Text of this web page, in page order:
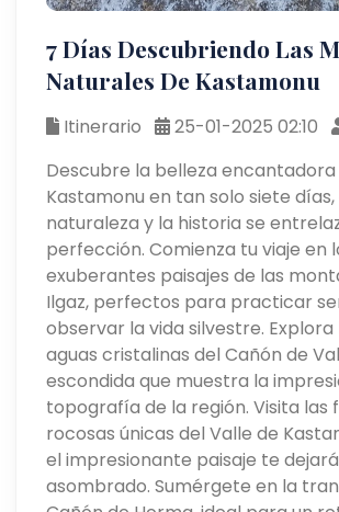
7 Días Descubriendo Las
Naturales De Kastamonu
Itinerario 25-01-2025 02:10
Descubre la belleza encantadora
Kastamonu en tan solo siete
naturaleza y la historia se
perfección. Comienza tu viaje en
exuberantes paisajes de las
Ilgaz, perfectos para practicar
observar la vida silvestre. Explora
aguas cristalinas del Cañón de
escondida que muestra la
topografía de la región. Visita las
rocosas únicas del Valle de
el impresionante paisaje te dejará
asombrado. Sumérgete en la